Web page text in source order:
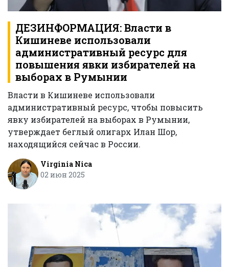
ДЕЗИНФОРМАЦИЯ: Власти в
Кишиневе использовали
административный ресурс для
повышения явки избирателей на
выборах в Румынии
Власти в Кишиневе использовали
административный ресурс, чтобы повысить
явку избирателей на выборах в Румынии,
утверждает беглый олигарх Илан Шор,
находящийся сейчас в России.
Virginia Nica
02 июн 2025